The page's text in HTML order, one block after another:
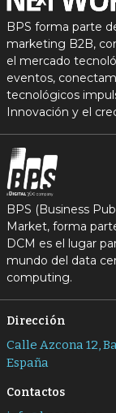
BPS forma parte
marketing B2B,
el mercado
eventos,
tecnológicos
Innovación y el
BPS (Business
Market, forma
DCM es el lugar
mundo del data
computing.
Dirección
Calle Azcona 12,
España
Contactos